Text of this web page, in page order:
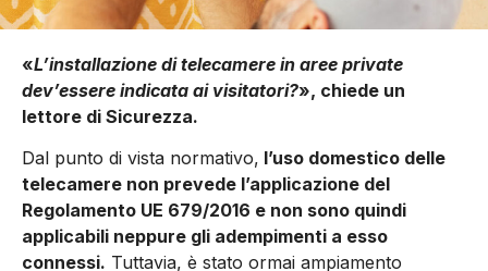
«L’installazione di telecamere in aree private
dev’essere indicata ai visitatori?», chiede un
lettore di Sicurezza.
Dal punto di vista normativo, l’uso domestico delle
telecamere non prevede l’applicazione del
Regolamento UE 679/2016 e non sono quindi
applicabili neppure gli adempimenti a esso
connessi. Tuttavia, è stato ormai ampiamento